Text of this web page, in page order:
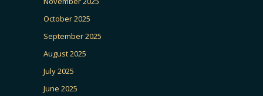
October 2025
September 2025
August 2025
July 2025
June 2025